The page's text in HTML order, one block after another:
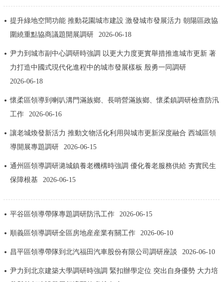
ESPAÑOL العربية PORTUGUÊS
ITALIANO
提升綠地空間功能 推動花園城市建設 激發城市發展活力 朝陽區政協
圍繞重點協商議題開展調研
2026-06-18
尹力到城市副中心調研時強調 以更大力度更實舉措推進城市更新 著
力打造中國式現代化進程中的城市發展樣板 殷勇一同調研
2026-06-18
懷柔區領導到喇叭溝門滿族鄉、長哨營滿族鄉、懷柔鎮調研檢查防汛
工作
2026-06-16
讓老城煥發新活力 推動文物活化利用與城市更新深度融合 西城區領
導開展專題調研
2026-06-15
通州區領導調研潞城鎮養老機構時強調 優化養老服務供給 夯實民生
保障根基
2026-06-15
平谷區領導帶隊專題調研防汛工作 2026-06-15
順義區領導調研全區房地産産業有關工作 2026-06-10
昌平區領導帶隊到北汽福田汽車股份有限公司調研座談 2026-06-10
尹力到北京建築大學調研時強調 緊扣辦學定位 突出自身優勢 大力培